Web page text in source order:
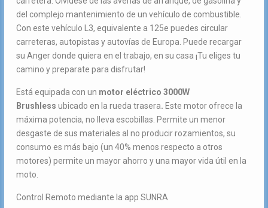
del complejo mantenimiento de un vehículo de combustible.
Con este vehículo L3, equivalente a 125e puedes circular
carreteras, autopistas y autovías de Europa. Puede recargar
su Anger donde quiera en el trabajo, en su casa ¡Tu eliges tu
camino y preparate para disfrutar!
Está equipada con un motor eléctrico 3000W
Brushless ubicado en la rueda trasera. Este motor ofrece la
máxima potencia, no lleva escobillas. Permite un menor
desgaste de sus materiales al no producir rozamientos, su
consumo es más bajo (un 40% menos respecto a otros
motores) permite un mayor ahorro y una mayor vida útil en la
moto.
Control Remoto mediante la app SUNRA